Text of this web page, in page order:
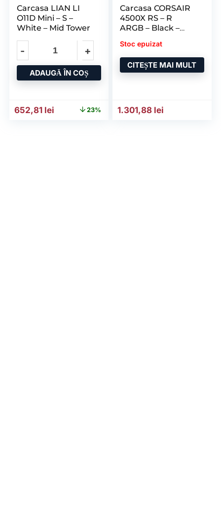
Carcasa LIAN LI
O11D Mini – S –
White – Mid Tower
ADAUGĂ ÎN COȘ
Prețul inițial a fost: 843,13 lei.
652,81 lei Prețul curent este: 652,81 lei.
23%
Carcasa CORSAIR
4500X RS – R
ARGB – Black –
Stoc epuizat
CITEȘTE MAI MULT
1.301,88 lei